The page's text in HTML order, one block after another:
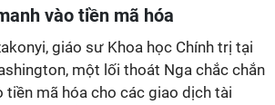
vào tiền mã hóa
giáo sư Khoa học Chính trị tại
một lối thoát Nga chắc chắn
tiền mã hóa cho các giao dịch tài